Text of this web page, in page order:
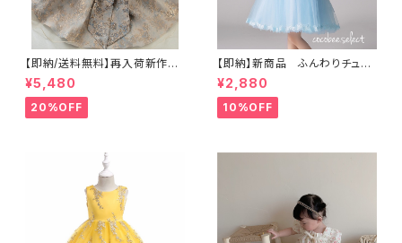
【即納/送料無料】再入荷新作子
供ドレスバースデーベビードレ
ス発表会結婚式お誕生セレモニ
ードレス女の子フォーマルリボン
付きお宮参りスタジオ撮影七五
¥5,480
20%OFF
【即納】新商品 ふんわりチュー
ルドレス子供ワンピースジュニ
アドレス女の子子供ドレスお花
ビーズ付き発表会ドレスお誕生
日七五三プリンセス海外子供服
¥2,880
10%OFF